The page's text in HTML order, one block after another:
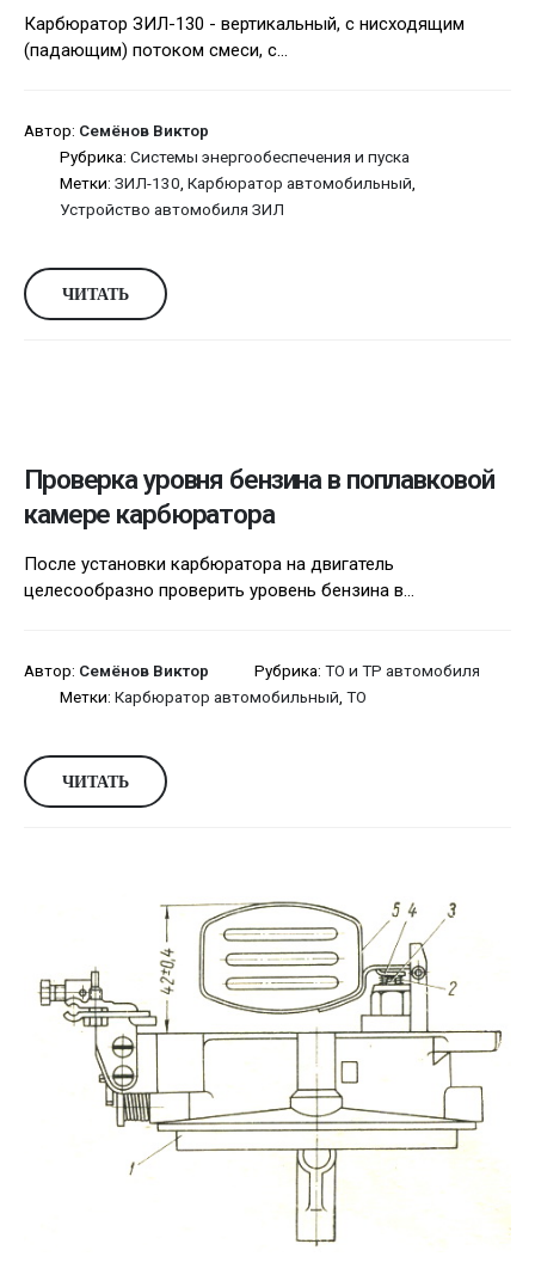
Карбюратор ЗИЛ-130 - вертикальный, с нисходящим
(падающим) потоком смеси, с...
Автор: Семёнов Виктор
Рубрика: Системы энергообеспечения и пуска
Метки: ЗИЛ-130 Карбюратор автомобильный
Устройство автомобиля ЗИЛ
ЧИТАТЬ
Проверка уровня бензина в поплавковой
камере карбюратора
После установки карбюратора на двигатель
целесообразно проверить уровень бензина в...
Автор: Семёнов Виктор Рубрика: ТО и ТР автомобиля
Метки: Карбюратор автомобильный ТО
ЧИТАТЬ